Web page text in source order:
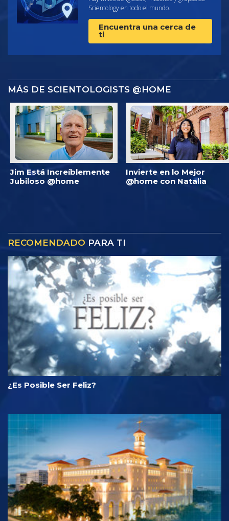
Scientology en todo el mundo.
Encuentra una cerca de
ti
MÁS DE SCIENTOLOGISTS @HOME
Jim Está Increíblemente
Jubiloso @home
Invierte en lo Mejor
@home con Natalia
RECOMENDADO PARA TI
¿Es Posible Ser Feliz?